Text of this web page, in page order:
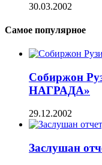
30.03.2002
Самое популярное
Собиржон
НАГРАДА»
29.12.2002
Заслушан